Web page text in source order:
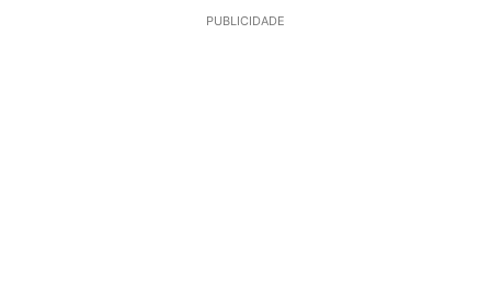
PUBLICIDADE